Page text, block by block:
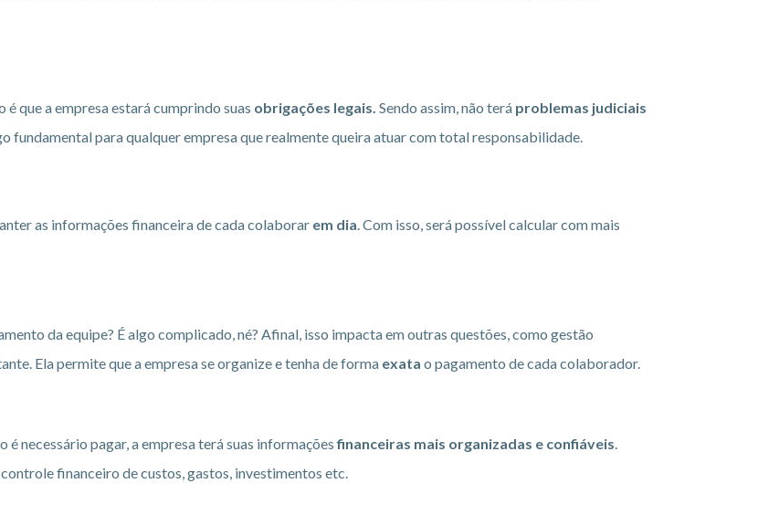
que a empresa estará cumprindo suas obrigações legais. Sendo assim, não terá problemas judiciais
fundamental para qualquer empresa que realmente queira atuar com total responsabilidade.
as informações financeira de cada colaborar em dia. Com isso, será possível calcular com mais
da equipe? É algo complicado, né? Afinal, isso impacta em outras questões, como gestão
Ela permite que a empresa se organize e tenha de forma exata o pagamento de cada colaborador.
necessário pagar, a empresa terá suas informaçõesfinanceiras mais organizadas e confiáveis.
financeiro de custos, gastos, investimentos etc.